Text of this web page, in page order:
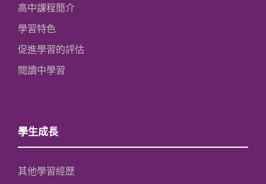
高中課程簡介
學習特色
促進學習的評估
閱讀中學習
學生成長
其他學習經歷